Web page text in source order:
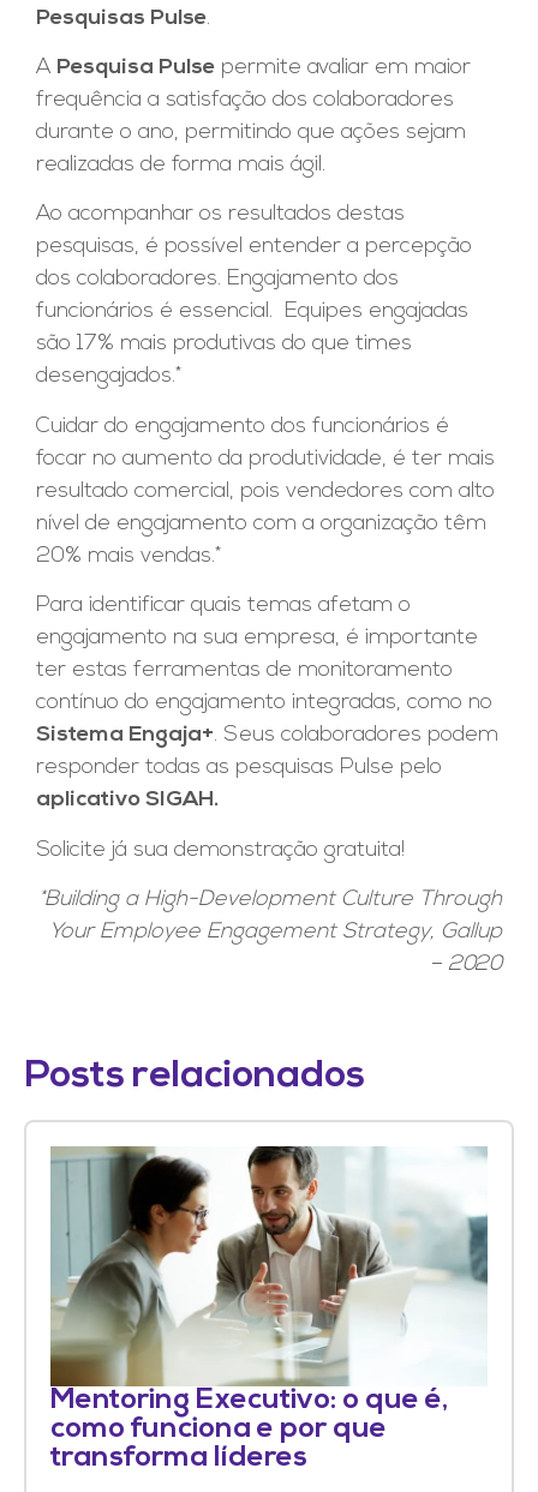
Pesquisas Pulse.
A Pesquisa Pulse permite avaliar em maior
frequência a satisfação dos colaboradores
durante o ano, permitindo que ações sejam
realizadas de forma mais ágil.
Ao acompanhar os resultados destas
pesquisas, é possível entender a percepção
dos colaboradores. Engajamento dos
funcionários é essencial. Equipes engajadas
são 17% mais produtivas do que times
desengajados.*
Cuidar do engajamento dos funcionários é
focar no aumento da produtividade, é ter mais
resultado comercial, pois vendedores com alto
nível de engajamento com a organização têm
20% mais vendas.*
Para identificar quais temas afetam o
engajamento na sua empresa, é importante
ter estas ferramentas de monitoramento
contínuo do engajamento integradas, como no
Sistema Engaja+. Seus colaboradores podem
responder todas as pesquisas Pulse pelo
aplicativo SIGAH.
Solicite já sua demonstração gratuita!
*Building a High-Development Culture Through
Your Employee Engagement Strategy, Gallup
– 2020
Posts relacionados
Mentoring Executivo: o que é,
como funciona e por que
transforma líderes